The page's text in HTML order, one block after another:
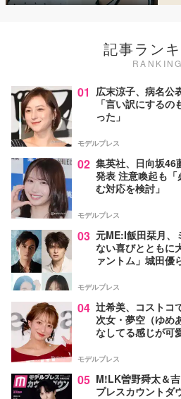
記事ラン
RANKING
01 広末涼子、病名公
「言い訳にする
った」
モデルプレス
02 集英社、日向坂46
発表 注意喚起も
む対応を検討」
モデルプレス
03 元ME:I飯田栞月、
ない喜びとともに
ァントム」城田優
モデルプレス
04 辻希美、コストコ
次女・夢空（ゆめ
なしてる感じが可
モデルプレス
05 M!LK曽野舜太＆
プレスカウントダ